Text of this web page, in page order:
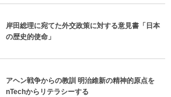
岸田総理に宛てた外交政策に対する意見書「日本
の歴史的使命」
アヘン戦争からの教訓 明治維新の精神的原点を
nTechからリテラシーする